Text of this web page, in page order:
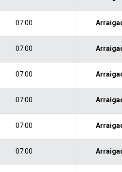
07:00
07:00
07:00
07:00
07:00
07:00